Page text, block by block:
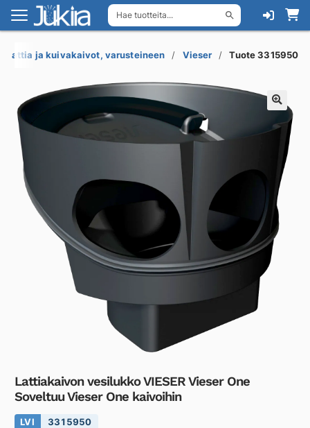
Hae tuotteita...
Siirry
navigointiin
Siirry
sisältöön
Lattia ja kuivakaivot, varusteineen Vieser Tuote 3315950
Lattiakaivon vesilukko VIESER Vieser One
Soveltuu Vieser One kaivoihin
LVI 3315950